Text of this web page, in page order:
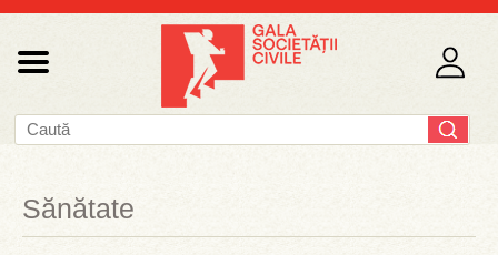
Sănătate